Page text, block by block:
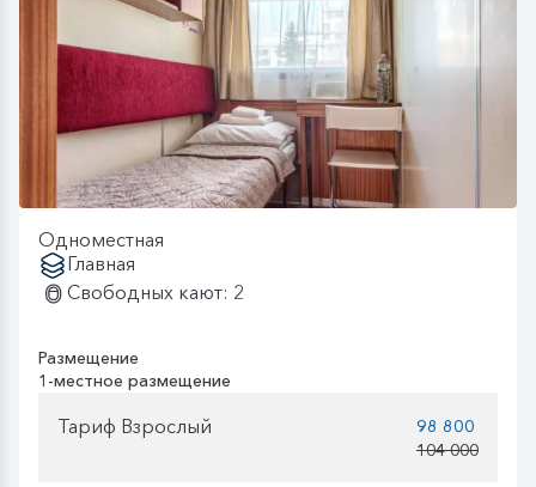
Одноместная
Главная
Свободных кают: 2
Размещение
1-местное размещение
Тариф Взрослый
98 800
104 000